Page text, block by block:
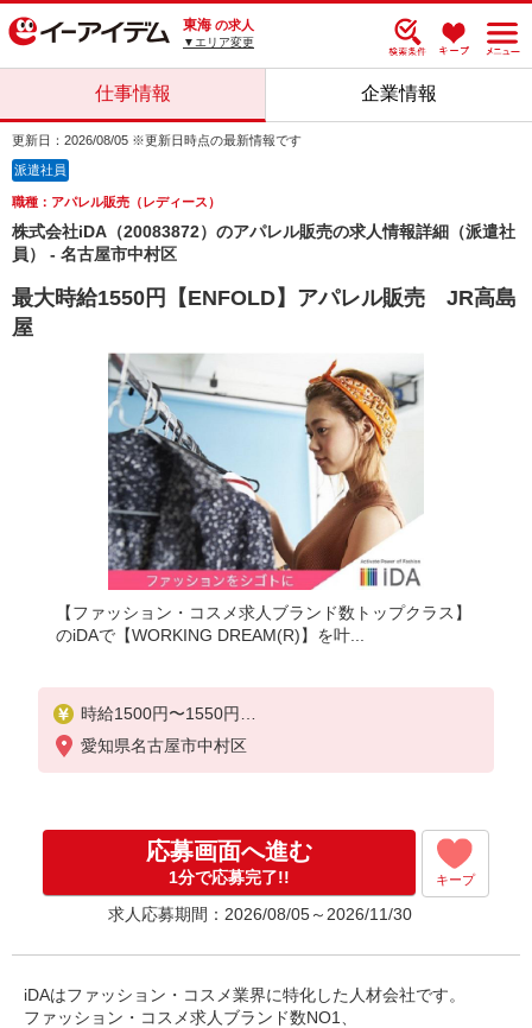
東海 の求人
▼エリア変更
仕事情報 企業情報
更新日：2026/08/05 ※更新日時点の最新情報です
派遣社員
職種：アパレル販売（レディース）
株式会社iDA（20083872）のアパレル販売の求人情報詳細（派遣社
員） - 名古屋市中村区
最大時給1550円【ENFOLD】アパレル販売 JR高島
屋
【ファッション・コスメ求人ブランド数トップクラス】
のiDAで【WORKING DREAM(R)】を叶...
時給1500円〜1550円
ご経験・スキルにより考慮致します
スマホでかんたんに前払いで給与が受け取れます（
愛知県名古屋市中村区
応募画面へ進む
1分で応募完了!! キープ
求人応募期間：2026/08/05～2026/11/30
iDAはファッション・コスメ業界に特化した人材会社です。
ファッション・コスメ求人ブランド数NO1、